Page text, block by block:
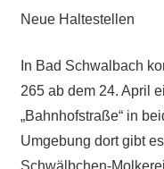
Neue Haltestellen
In Bad Schwalbach
265 ab dem 24. April
„Bahnhofstraße“ in
Umgebung dort gibt
Schwälbchen-